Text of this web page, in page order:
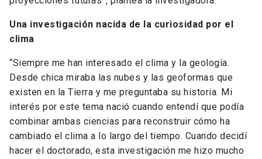
Una investigación nacida de la curiosidad por el
clima
“Siempre me han interesado el clima y la geología.
Desde chica miraba las nubes y las geoformas que
existen en la Tierra y me preguntaba su historia. Mi
interés por este tema nació cuando entendí que podía
combinar ambas ciencias para reconstruir cómo ha
cambiado el clima a lo largo del tiempo. Cuando decidí
hacer el doctorado, esta investigación me hizo mucho